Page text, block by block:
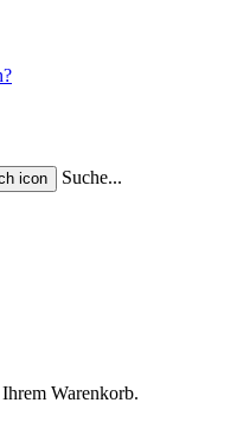
Suche...
Warenkorb.